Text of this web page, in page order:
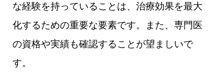
な経験を持っていることは、治療効果を最大
化するための重要な要素です。また、専門医
の資格や実績も確認することが望ましいで
す。